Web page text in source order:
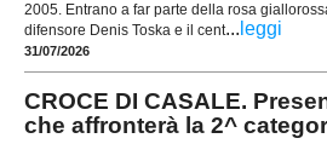
2005. Entrano a far parte della rosa
difensore Denis Toska e il cent... leggi
31/07/2026
CROCE DI CASALE.
che affronterà la 2^